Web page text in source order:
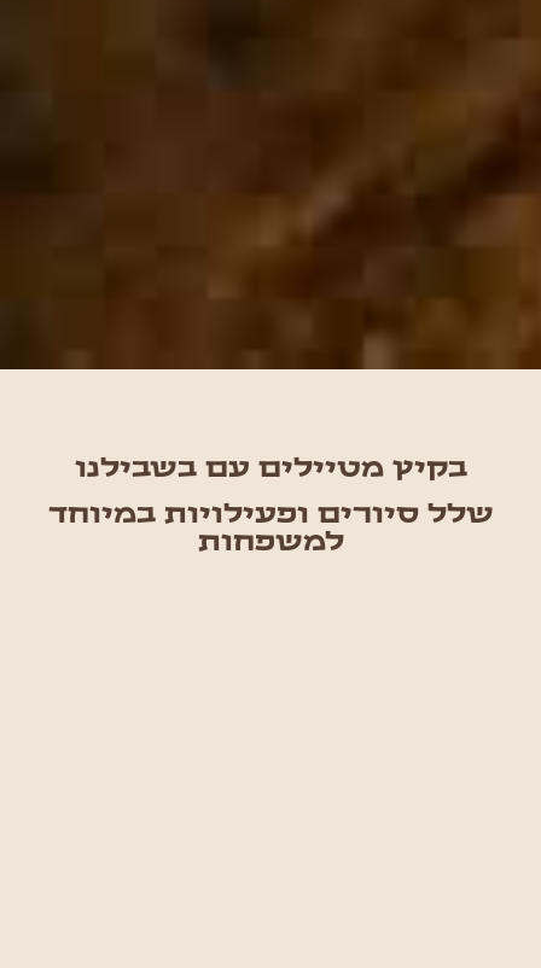
בקיץ מטיילים עם בשבילנו
שלל סיורים ופעילויות במיוחד
למשפחות